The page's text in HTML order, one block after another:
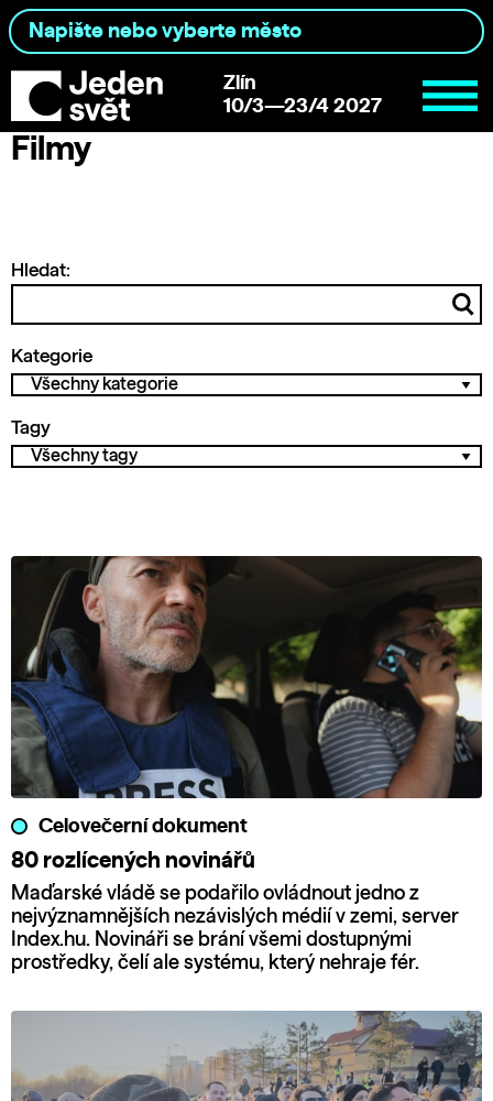
Zlín
10/3—23/4 2027
Filmy
Hledat:
Kategorie
Tagy
Celovečerní dokument
80 rozlícených novinářů
Maďarské vládě se podařilo ovládnout jedno z
nejvýznamnějších nezávislých médií v zemi, server
Index.hu. Novináři se brání všemi dostupnými
prostředky, čelí ale systému, který nehraje fér.